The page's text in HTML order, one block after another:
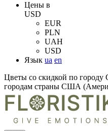
Цены в
USD
EUR
PLN
UAH
USD
Язык ua en
Цветы со скидкой по
городам страны США